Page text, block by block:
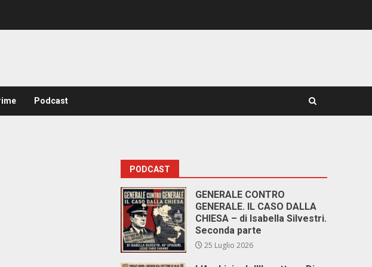
Podcast
PODCAST
GENERALE CONTRO
GENERALE. IL CASO DALLA
CHIESA – di Isabella Silvestri.
Seconda parte
25 Luglio 2026